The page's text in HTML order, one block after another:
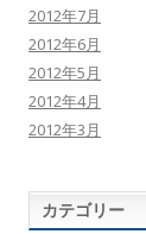
2012年7月
2012年6月
2012年5月
2012年4月
2012年3月
カテゴリー